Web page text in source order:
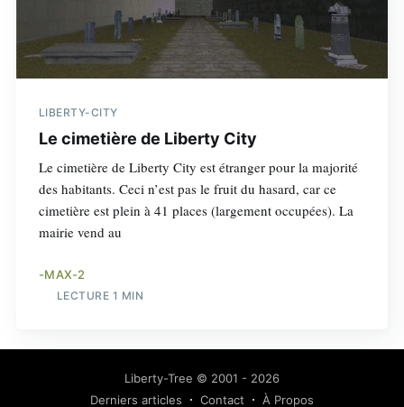
LIBERTY-CITY
Le cimetière de Liberty City
Le cimetière de Liberty City est étranger pour la majorité
des habitants. Ceci n’est pas le fruit du hasard, car ce
cimetière est plein à 41 places (largement occupées). La
mairie vend au
-MAX-2
LECTURE 1 MIN
Liberty-Tree © 2001 - 2026
Derniers articles
Contact À Propos